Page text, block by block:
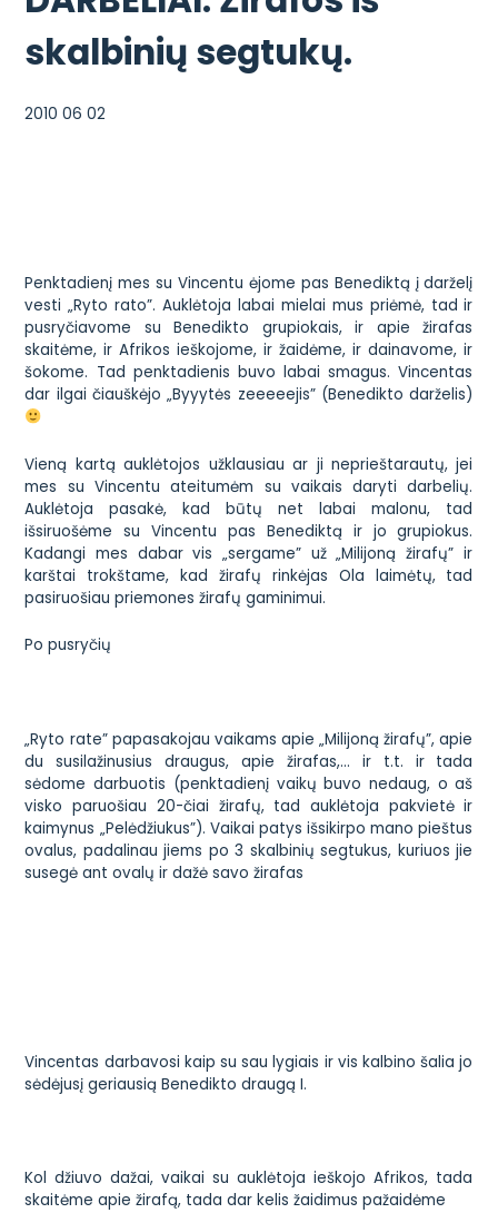
skalbinių segtukų.
2010 06 02
Penktadienį mes su Vincentu ėjome pas Benediktą į darželį
vesti „Ryto rato”. Auklėtoja labai mielai mus priėmė, tad ir
pusryčiavome su Benedikto grupiokais, ir apie žirafas
skaitėme, ir Afrikos ieškojome, ir žaidėme, ir dainavome, ir
šokome. Tad penktadienis buvo labai smagus. Vincentas
Vieną kartą auklėtojos užklausiau ar ji neprieštarautų, jei
mes su Vincentu ateitumėm su vaikais daryti darbelių.
Auklėtoja pasakė, kad būtų net labai malonu, tad
išsiruošėme su Vincentu pas Benediktą ir jo grupiokus.
Kadangi mes dabar vis „sergame” už„Milijoną žirafų” ir
karštai trokštame, kad žirafų rinkėjas Ola laimėtų, tad
pasiruošiau priemonesžirafų gaminimui.
Po pusryčių
„Ryto rate” papasakojau vaikams apie „Milijoną žirafų”, apie
du susilažinusius draugus, apie žirafas,… ir t.t. ir tada
sėdome darbuotis (penktadienį vaikų buvo nedaug, o aš
visko paruošiau 20-čiai žirafų, tad auklėtoja pakvietė ir
kaimynus „Pelėdžiukus”). Vaikai patys išsikirpo mano pieštus
ovalus, padalinau jiems po 3 skalbinių segtukus, kuriuos jie
susegė ant ovalų ir dažė savožirafas
Vincentas darbavosi kaip su sau lygiais ir vis kalbino šalia jo
sėdėjusį geriausią Benedikto draugą I.
Kol džiuvo dažai, vaikai su auklėtoja ieškojo Afrikos, tada
skaitėme apie žirafą, tada dar kelis žaidimus pažaidėme